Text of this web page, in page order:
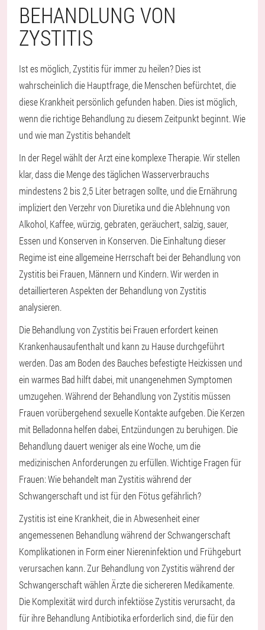
BEHANDLUNG VON
ZYSTITIS
Ist es möglich, Zystitis für immer zu heilen? Dies ist
wahrscheinlich die Hauptfrage, die Menschen befürchtet, die
diese Krankheit persönlich gefunden haben. Dies ist möglich,
wenn die richtige Behandlung zu diesem Zeitpunkt beginnt. Wie
und wie man Zystitis behandelt
In der Regel wählt der Arzt eine komplexe Therapie. Wir stellen
klar, dass die Menge des täglichen Wasserverbrauchs
mindestens 2 bis 2,5 Liter betragen sollte, und die Ernährung
impliziert den Verzehr von Diuretika und die Ablehnung von
Alkohol, Kaffee, würzig, gebraten, geräuchert, salzig, sauer,
Essen und Konserven in Konserven. Die Einhaltung dieser
Regime ist eine allgemeine Herrschaft bei der Behandlung von
Zystitis bei Frauen, Männern und Kindern. Wir werden in
detaillierteren Aspekten der Behandlung von Zystitis
analysieren.
Die Behandlung von Zystitis bei Frauen erfordert keinen
Krankenhausaufenthalt und kann zu Hause durchgeführt
werden. Das am Boden des Bauches befestigte Heizkissen und
ein warmes Bad hilft dabei, mit unangenehmen Symptomen
umzugehen. Während der Behandlung von Zystitis müssen
Frauen vorübergehend sexuelle Kontakte aufgeben. Die Kerzen
mit Belladonna helfen dabei, Entzündungen zu beruhigen. Die
Behandlung dauert weniger als eine Woche, um die
medizinischen Anforderungen zu erfüllen. Wichtige Fragen für
Frauen: Wie behandelt man Zystitis während der
Schwangerschaft und ist für den Fötus gefährlich?
Zystitis ist eine Krankheit, die in Abwesenheit einer
angemessenen Behandlung während der Schwangerschaft
Komplikationen in Form einer Niereninfektion und Frühgeburt
verursachen kann. Zur Behandlung von Zystitis während der
Schwangerschaft wählen Ärzte die sichereren Medikamente.
Die Komplexität wird durch infektiöse Zystitis verursacht, da
für ihre Behandlung Antibiotika erforderlich sind, die für den